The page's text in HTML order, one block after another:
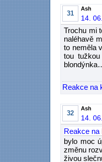
31
Ash
14.
Trochu mi
naléhavě
to neměla
tou
Reakce na
32
Ash
14.
Reakce na
bylo moc
změnu
živou